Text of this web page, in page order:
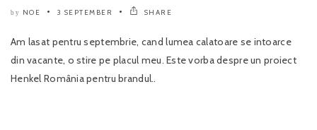
by NOE 3 SEPTEMBER SHARE
Am lasat pentru septembrie, cand lumea calatoare se intoarce
din vacante, o stire pe placul meu. Este vorba despre un proiect
Henkel România pentru brandul..